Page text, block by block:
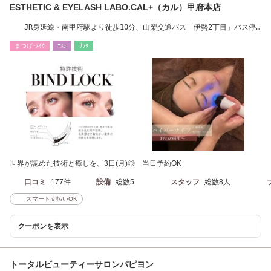
ESTHETIC & EYELASH LABO.CAL+（カル）甲府本店
JR身延線・南甲府駅より徒歩10分、山梨交通バス「伊勢2丁目」バス停
まつげ･ﾒｲｸ ｴｽﾃ ﾘﾗｸ
世界が認めた技術と癒しを。3日(月)◎ 当日予約OK
口コミ 177件 設備 総数5 スタッフ 総数8人
スマート支払いOK
クーポンを表示
トータルビューティーサロンパピヨン